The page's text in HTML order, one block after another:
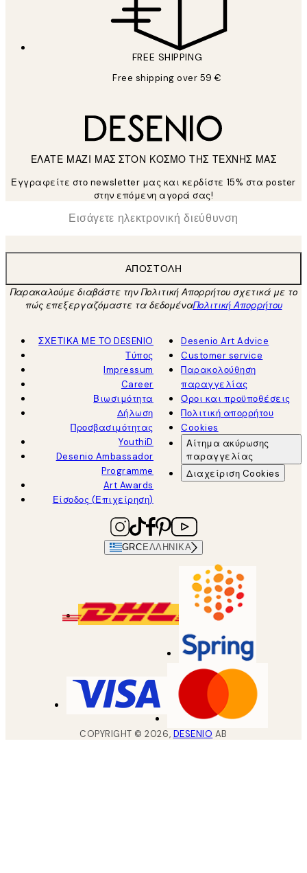
FREE SHIPPING
Free shipping over 59 €
ΕΛΑΤΕ ΜΑΖΙ ΜΑΣ ΣΤΟΝ ΚΟΣΜΟ ΤΗΣ ΤΕΧΝΗΣ ΜΑΣ
Εγγραφείτε στο newsletter μας και κερδίστε 15% στα poster
στην επόμενη αγορά σας!
Ηλεκτρονική Διεύθυνση
ΑΠΟΣΤΟΛΉ
Παρακαλούμε διαβάστε την Πολιτική Απορρήτου σχετικά με το
πώς επεξεργαζόμαστε τα δεδομέναΠολιτική Απορρήτου
ΣΧΕΤΙΚΑ ΜΕ ΤΟ DESENIO
Τύπος
Impressum
Career
Βιωσιμότητα
Δήλωση
Προσβασιμότητας
YouthiD
Desenio Ambassador
Programme
Art Awards
Είσοδος (Επιχείρηση)
Desenio Art Advice
Customer service
Παρακολούθηση
παραγγελίας
Όροι και προϋποθέσεις
Πολιτική απορρήτου
Cookies
Αίτημα ακύρωσης
παραγγελίας
Διαχείριση Cookies
GRC ΕΛΛΗΝΙΚΆ
COPYRIGHT ©2026, DESENIO AB